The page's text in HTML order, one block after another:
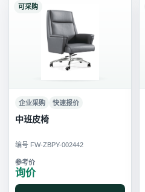
可采购
企业采购 快速报价
中班皮椅
编号 FW-ZBPY-002442
询价